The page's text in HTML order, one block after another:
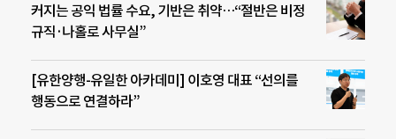
커지는 공익 법률 수요, 기반은 취약…“절반은 비정
규직·나홀로 사무실”
[유한양행-유일한 아카데미] 이호영 대표 “선의를
행동으로 연결하라”